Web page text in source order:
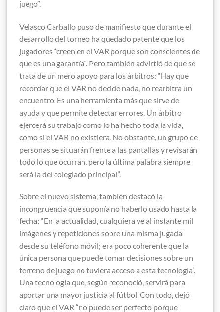
juego”.
Velasco Carballo puso de manifiesto que durante el
desarrollo del torneo ha quedado patente que los
jugadores “creen en el VAR porque son conscientes de
que es una garantía”. Pero también advirtió de que se
trata de un mero apoyo para los árbitros: “Hay que
recordar que el VAR no decide nada, no rearbitra un
encuentro. Es una herramienta más que sirve de
ayuda y que permite detectar errores. Un árbitro
ejercerá su trabajo como lo ha hecho toda la vida,
como si el VAR no existiera. No obstante, un grupo de
personas se situarán frente a las pantallas y revisarán
todo lo que ocurran, pero la última palabra siempre
será la del colegiado principal”.
Sobre el nuevo sistema, también destacó la
incongruencia que suponía no haberlo usado hasta la
fecha: “En la actualidad, cualquiera ve al instante mil
imágenes y repeticiones sobre una misma jugada
desde su teléfono móvil; era poco coherente que la
única persona que puede tomar decisiones sobre un
terreno de juego no tuviera acceso a esta tecnología”.
Una tecnología que, según reconoció, servirá para
aportar una mayor justicia al fútbol. Con todo, dejó
claro que el VAR “no puede ser perfecto porque